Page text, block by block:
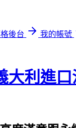
後台
我的帳號
大利進